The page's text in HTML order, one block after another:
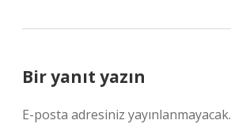
Bir yanıt yazın
E-posta adresiniz yayınlanmayacak.